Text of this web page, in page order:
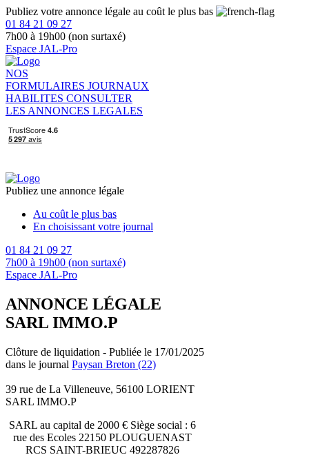
Publiez votre annonce légale au coût le plus bas
01 84 21 09 27
7h00 à 19h00 (non surtaxé)
Espace JAL-Pro
NOS
FORMULAIRES JOURNAUX
HABILITES CONSULTER
LES ANNONCES LEGALES
Publiez une annonce légale
Au coût le plus bas
En choisissant votre journal
01 84 21 09 27
7h00 à 19h00 (non surtaxé)
Espace JAL-Pro
ANNONCE LÉGALE
SARL IMMO.P
Clôture de liquidation - Publiée le 17/01/2025
dans le journal Paysan Breton (22)
39 rue de La Villeneuve, 56100 LORIENT
SARL IMMO.P
SARL au capital de 2000 € Siège social : 6
rue des Ecoles 22150 PLOUGUENAST
RCS SAINT-BRIEUC 492287826